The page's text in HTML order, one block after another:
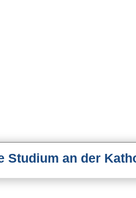
Studium an der